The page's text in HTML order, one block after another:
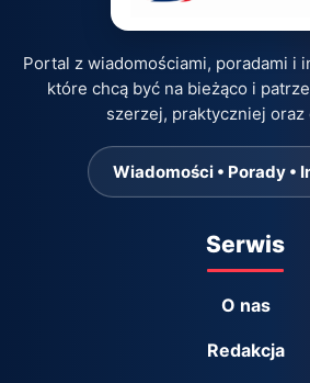
Portal z wiadomościami, poradami i
które chcą być na bieżąco i
szerzej, praktyczniej oraz
Wiadomości • Porady •
Serwis
O nas
Redakcja